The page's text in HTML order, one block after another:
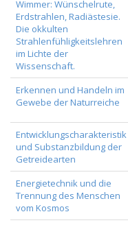
Wimmer: Wünschelrute,
Erdstrahlen, Radiästesie.
Die okkulten
Strahlenfühligkeitslehren
im Lichte der
Wissenschaft.
Erkennen und Handeln im
Gewebe der Naturreiche
Entwicklungscharakteristik
und Substanzbildung der
Getreidearten
Energietechnik und die
Trennung des Menschen
vom Kosmos